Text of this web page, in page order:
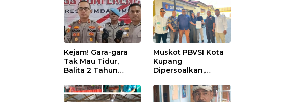
Kejam! Gara-gara
Tak Mau Tidur,
Balita 2 Tahun
diSumba Timur :
Dicambuk Kabel,
Muskot PBVSI Kota
Kupang
Dipersoalkan,
Laporkan Empat
Orang ke Polisi